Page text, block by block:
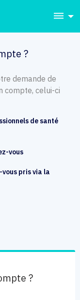
dehaze
?
demande de
compte, celui-ci
de santé
vous
pris via la
?